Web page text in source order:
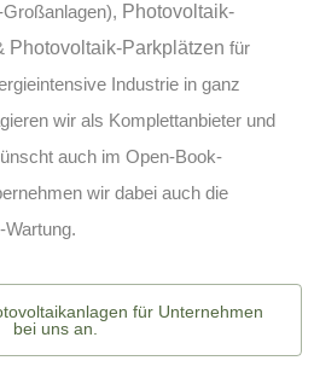
, Photovoltaik-
Photovoltaik-Parkplätzen für
Industrie in ganz
wir als Komplettanbieter und
auch im Open-Book-
wir dabei auch die
Wartung.
für Unternehmen
bei uns an.